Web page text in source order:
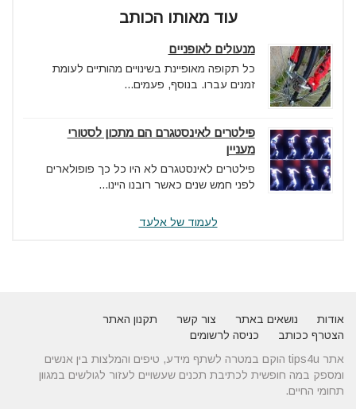
עוד מאותו הכותב
מנעולים לאופניים
כל תקופה מאופיינת בשינויים מהותיים לעומת
זמנים עברו. בנוסף, פעמים...
פילטרים לאינסטגרם הם מתכון לסטורי
מעניין
פילטרים לאינסטגרם לא היו כל כך פופולארים
לפני חמש שנים כאשר רובנו היינו...
לעמוד של אלעד
אודות נושאים באתר צור קשר
תקנון האתר
הצטרף ככותב
כניסה לרשומים
אתר tips4u הוקם במטרה לשתף מידע, טיפים והמלצות בין אנשים
ומספק במה חופשית לכתיבת תכנים שעשויים לעזור לגולשים במגוון
תחומי החיים.